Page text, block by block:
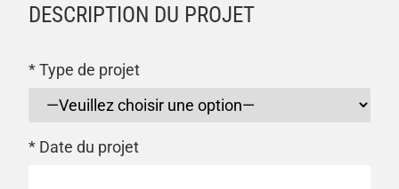
DESCRIPTION DU PROJET
* Type de projet
* Date du projet